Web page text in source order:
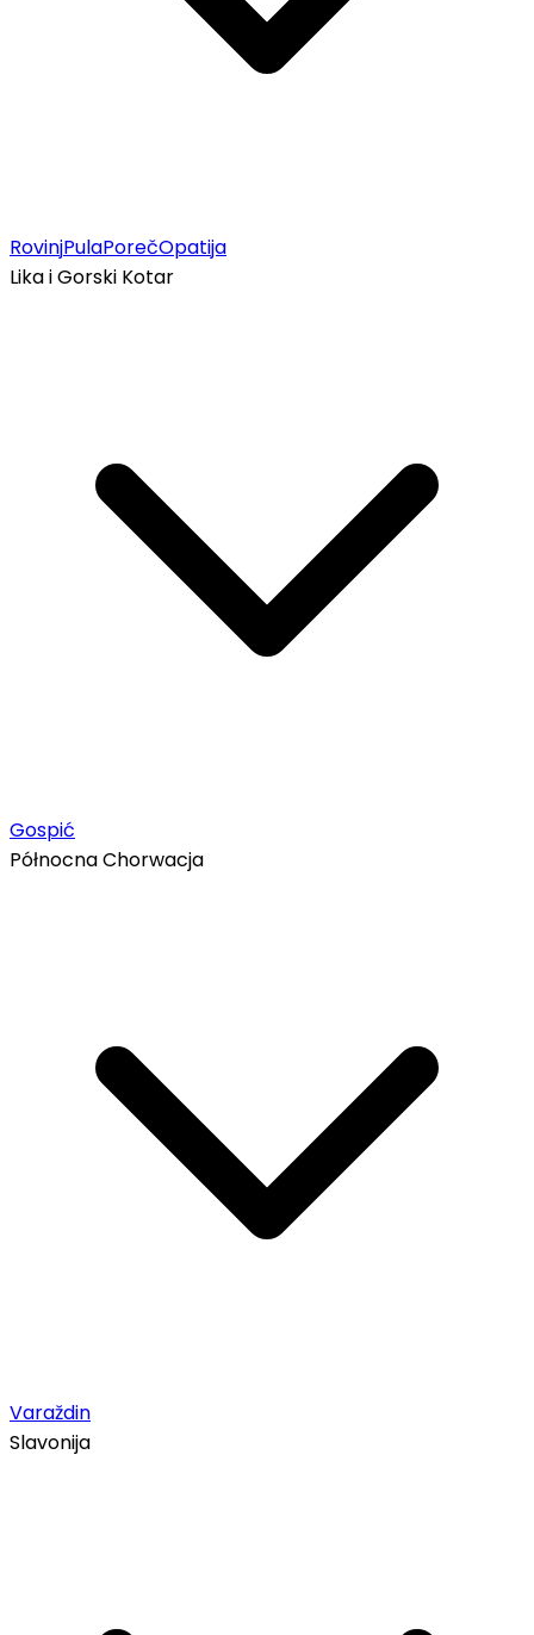
RovinjPulaPorečOpatija
Lika i Gorski Kotar
Gospić
Północna Chorwacja
Varaždin
Slavonija